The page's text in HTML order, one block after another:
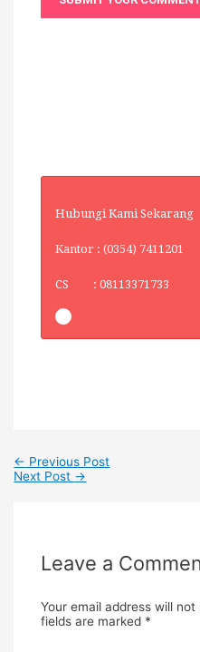
Hubungi Kami Sekarang
Kantor : (0354) 7411201
CS : 08113371733
← Previous Post
Next Post →
Leave a
Your email address will not
fields are marked *